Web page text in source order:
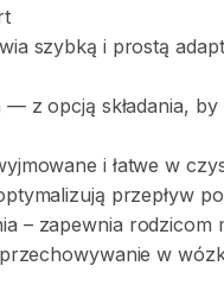
szybką i prostą
— z opcją składania​,​ by
i łatwe w
przepływ
– zapewnia rodzicom
przechowywanie w